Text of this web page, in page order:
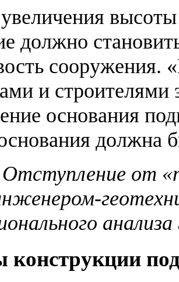
должно
сооружения.
и строителями
основания
должна
Отступление от
конструкции